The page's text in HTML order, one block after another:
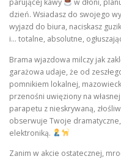
parującej kawy
w dłoni,
dzień. Wsiadasz do swojego
wyjazd do biura, naciskasz
i… totalne, absolutne,
Brama wjazdowa milczy jak
garażowa udaje, że od
pomnikiem lokalnej,
przenośni uwięziony na
parapetu z nieskrywaną,
obserwuje Twoje
elektroniką.
Zanim w akcie ostatecznej,